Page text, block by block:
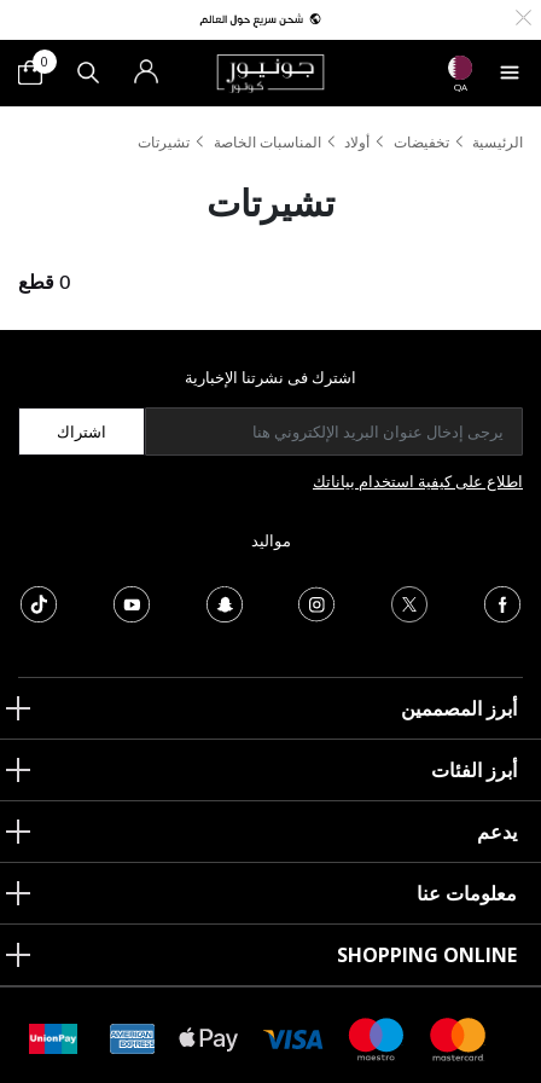
QA
0
الرئيسية تخفيضات أولاد المناسبات الخاصة تشيرتات
تشيرتات
0 قطع
اشترك فى نشرتنا الإخبارية
اشتراك
اطلاع على كيفية استخدام بياناتك
مواليد
أبرز المصممين
أبرز الفئات
يدعم
معلومات عنا
SHOPPING ONLINE